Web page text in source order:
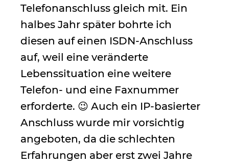
Telefonanschluss gleich mit. Ein
halbes Jahr später bohrte ich
diesen auf einen ISDN-Anschluss
auf, weil eine veränderte
Lebenssituation eine weitere
Telefon- und eine Faxnummer
erforderte. 😉 Auch ein IP-basierter
Anschluss wurde mir vorsichtig
angeboten, da die schlechten
Erfahrungen aber erst zwei Jahre